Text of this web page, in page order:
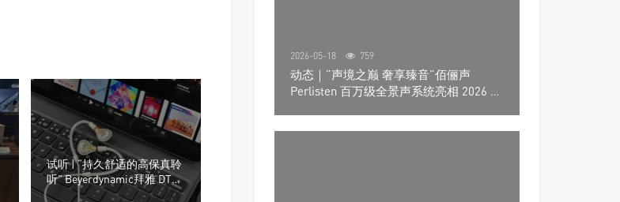
试听 | “持久舒适的高保真聆
听” Beyerdynamic拜雅 DT
30 IE 入耳式监听耳机
2026-05-18 759
动态｜”声境之巅 奢享臻音”佰俪声
Perlisten 百万级全景声系统亮相 2026 北